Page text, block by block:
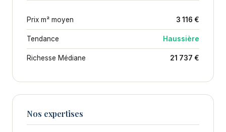
Prix m² moyen 3 116 €
Tendance Haussière
Richesse Médiane 21 737 €
Nos expertises